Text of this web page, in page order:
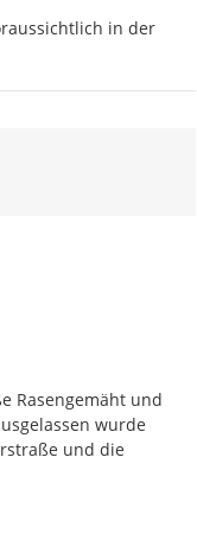
in der
Rasengemäht und
wurde
und die